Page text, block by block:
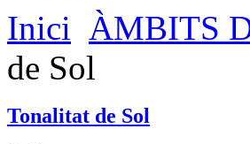
Inici
ÀMBITS
de Sol
Tonalitat de Sol